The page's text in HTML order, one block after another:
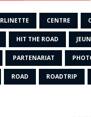
CENTRE
HIT THE ROAD
PARTENARIAT
ROAD ROADTRIP